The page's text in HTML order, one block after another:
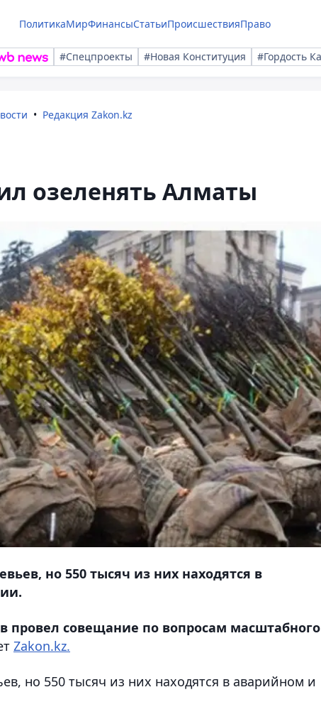
ПолитикаМирФинансыСтатьиПроисшествияПраво
#Спецпроекты #Новая Конституция #Гордость
Редакция Zakon.kz
озеленять Алматы
но 550 тысяч из них находятся в
совещание по вопросам масштабного
Zakon.kz.
но 550 тысяч из них находятся в аварийном и